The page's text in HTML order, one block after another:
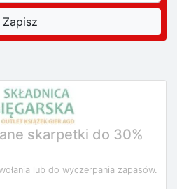
skarpetki do 30%
lub do wyczerpania zapasów.